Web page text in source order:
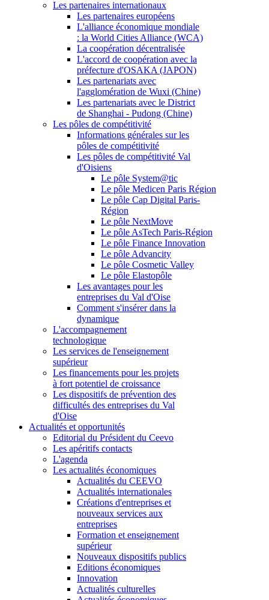
Les partenaires internationaux
Les partenaires européens
L'alliance économique mondiale
: la World Cities Alliance (WCA)
La coopération décentralisée
L'accord de coopération avec la
préfecture d'OSAKA (JAPON)
Les partenariats avec
l'agglomération de Wuxi (Chine)
Les partenariats avec le District
de Shanghai - Pudong (Chine)
Les pôles de compétitivité
Informations générales sur les
pôles de compétitivité
Les pôles de compétitivité Val
d'Oisiens
Le pôle System@tic
Le pôle Medicen Paris Région
Le pôle Cap Digital Paris-
Région
Le pôle NextMove
Le pôle AsTech Paris-Région
Le pôle Finance Innovation
Le pôle Advancity
Le pôle Cosmetic Valley
Le pôle Elastopôle
Les avantages pour les
entreprises du Val d'Oise
Comment s'insérer dans la
dynamique
L'accompagnement
technologique
Les services de l'enseignement
supérieur
Les financements pour les projets
à fort potentiel de croissance
Les dispositifs de prévention des
difficultés des entreprises du Val
d'Oise
Actualités et opportunités
Editorial du Président du Ceevo
Les apéritifs contacts
L'agenda
Les actualités économiques
Actualités du CEEVO
Actualités internationales
Créations d'entreprises et
nouveaux services aux
entreprises
Formation et enseignement
supérieur
Nouveaux dispositifs publics
Editions économiques
Innovation
Actualités culturelles